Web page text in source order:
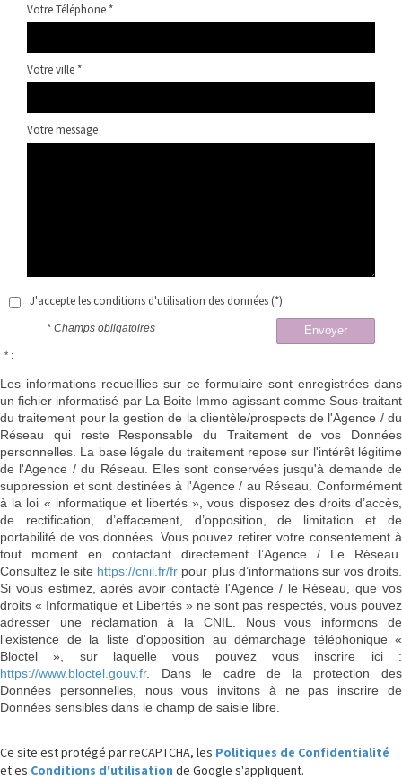
Votre Téléphone *
Votre ville *
Votre message
J'accepte les conditions d'utilisation des données (*)
Envoyer
* Champs obligatoires
* :
Les informations recueillies sur ce formulaire sont enregistrées dans
un fichier informatisé par La Boite Immo agissant comme Sous-traitant
du traitement pour la gestion de la clientèle/prospects de l'Agence / du
Réseau qui reste Responsable du Traitement de vos Données
personnelles. La base légale du traitement repose sur l'intérêt légitime
de l'Agence / du Réseau. Elles sont conservées jusqu'à demande de
suppression et sont destinées à l'Agence / au Réseau. Conformément
à la loi « informatique et libertés », vous disposez des droits d’accès,
de rectification, d’effacement, d’opposition, de limitation et de
portabilité de vos données. Vous pouvez retirer votre consentement à
tout moment en contactant directement l’Agence / Le Réseau.
Consultez le site https://cnil.fr/fr pour plus d’informations sur vos droits.
Si vous estimez, après avoir contacté l'Agence / le Réseau, que vos
droits « Informatique et Libertés » ne sont pas respectés, vous pouvez
adresser une réclamation à la CNIL. Nous vous informons de
l’existence de la liste d'opposition au démarchage téléphonique «
Bloctel », sur laquelle vous pouvez vous inscrire ici :
https://www.bloctel.gouv.fr. Dans le cadre de la protection des
Données personnelles, nous vous invitons à ne pas inscrire de
Données sensibles dans le champ de saisie libre.
Ce site est protégé par reCAPTCHA, les Politiques de Confidentialité
et es Conditions d'utilisation de Google s'appliquent.